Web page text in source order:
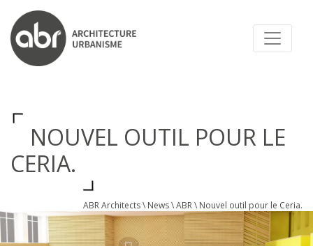
ABR ARCHITECTS
NOUVEL OUTIL POUR LE
CERIA.
ABR Architects\ News\ABR\ Nouvel outil pour le Ceria.